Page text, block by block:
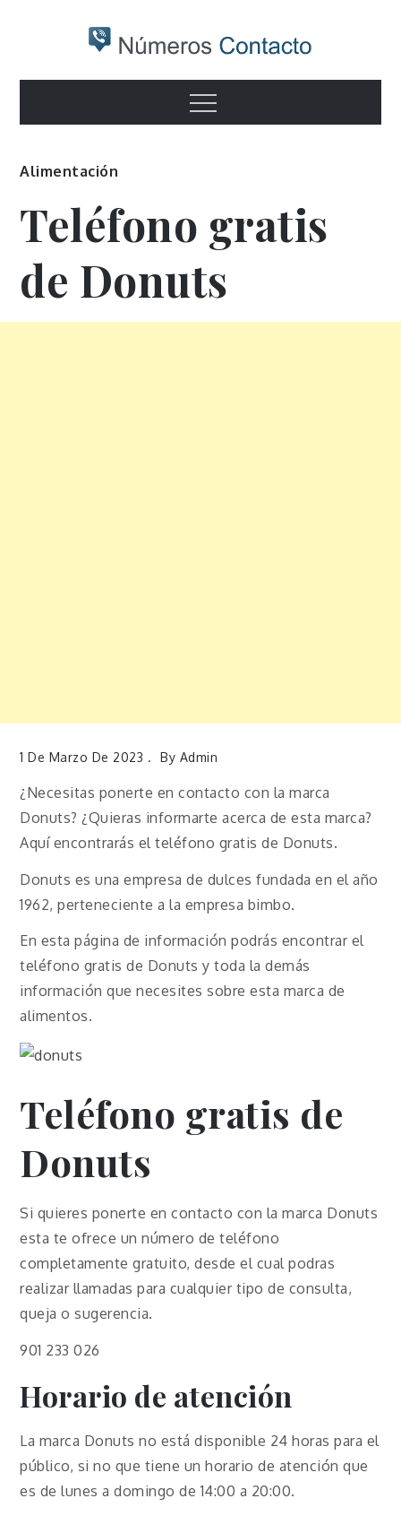
Numeros
contacto
Otro sitio realizado con WordPress
Menu
Alimentación
Teléfono gratis
de Donuts
1 De Marzo De 2023 By Admin
¿Necesitas ponerte en contacto con la marca
Donuts? ¿Quieras informarte acerca de esta marca?
Aquí encontrarás el teléfono gratis de Donuts.
Donuts es una empresa de dulces fundada en el año
1962, perteneciente a la empresa bimbo.
En esta página de información podrás encontrar el
teléfono gratis de Donuts y toda la demás
información que necesites sobre esta marca de
alimentos.
Teléfono gratis de
Donuts
Si quieres ponerte en contacto con la marca Donuts
esta te ofrece un número de teléfono
completamente gratuito, desde el cual podras
realizar llamadas para cualquier tipo de consulta,
queja o sugerencia.
901 233 026
Horario de atención
La marca Donuts no está disponible 24 horas para el
público, si no que tiene un horario de atención que
es de lunes a domingo de 14:00 a 20:00.